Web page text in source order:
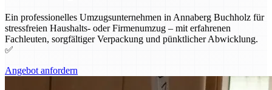
Ein professionelles Umzugsunternehmen in Annaberg Buchholz für
stressfreien Haushalts- oder Firmenumzug – mit erfahrenen
Fachleuten, sorgfältiger Verpackung und pünktlicher Abwicklung.
✅
Angebot anfordern